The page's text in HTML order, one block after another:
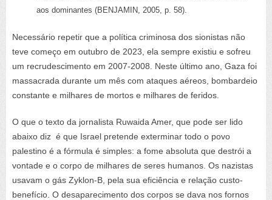
aos dominantes (BENJAMIN, 2005, p. 58).
Necessário repetir que a política criminosa dos sionistas não
teve começo em outubro de 2023, ela sempre existiu e sofreu
um recrudescimento em 2007-2008. Neste último ano, Gaza foi
massacrada durante um mês com ataques aéreos, bombardeio
constante e milhares de mortos e milhares de feridos.
O que o texto da jornalista Ruwaida Amer, que pode ser lido
abaixo diz é que Israel pretende exterminar todo o povo
palestino é a fórmula é simples: a fome absoluta que destrói a
vontade e o corpo de milhares de seres humanos. Os nazistas
usavam o gás Zyklon-B, pela sua eficiência e relação custo-
benefício. O desaparecimento dos corpos se dava nos fornos